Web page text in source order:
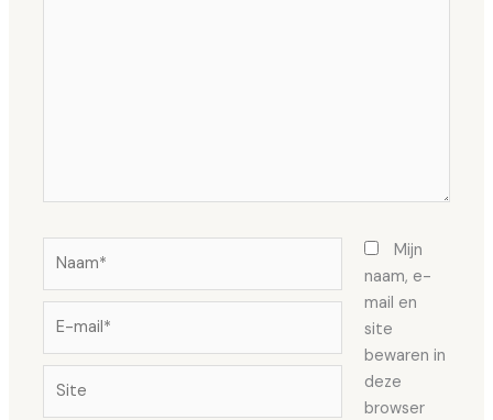
mail*
Mijn
naam, e-
mail en
site
bewaren in
deze
browser